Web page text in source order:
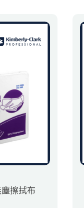
擦拭布